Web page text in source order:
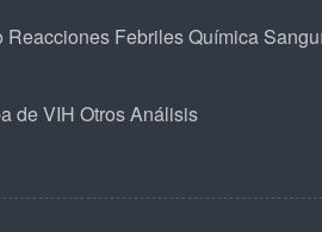
Reacciones FebrilesQuímica
de VIH Otros Análisis